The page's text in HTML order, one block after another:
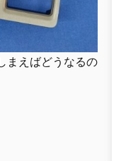
まえばどうなるの